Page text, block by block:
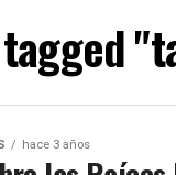
hace 3 años